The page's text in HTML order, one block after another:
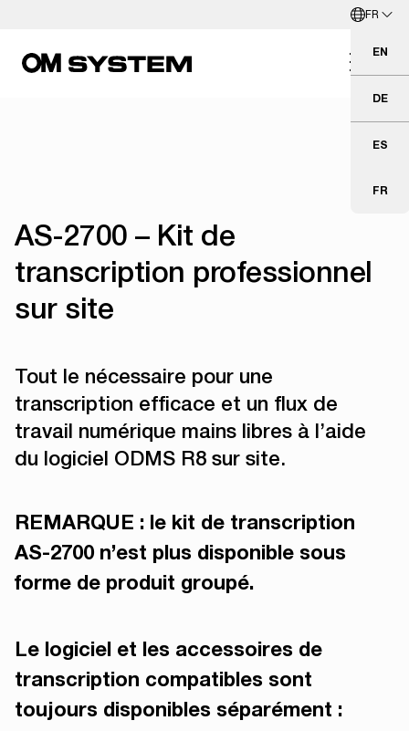
FR
Français
EN
DE
ES
FR
AS-2700 – Kit de
transcription professionnel
sur site
Tout le nécessaire pour une
transcription efficace et un flux de
travail numérique mains libres à l’aide
du logiciel ODMS R8 sur site.
REMARQUE : le kit de transcription
AS-2700 n’est plus disponible sous
forme de produit groupé.
Le logiciel et les accessoires de
transcription compatibles sont
toujours disponibles séparément :